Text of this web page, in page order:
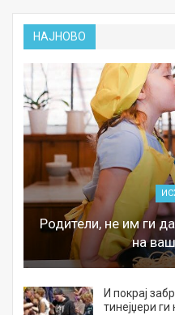
НАЈНОВО
Родители, не им ги
на
И покрај
тинејџери